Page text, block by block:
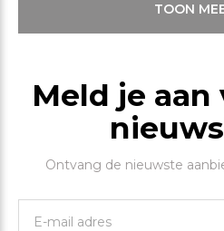
TOON
Meld je aan
Ontvang de nieuwste